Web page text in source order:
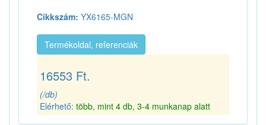
Cikkszám: YX6165-MGN
Termékoldal, referenciák
16553 Ft.
(/db)
Elérhető: több, mint 4 db, 3-4 munkanap alatt